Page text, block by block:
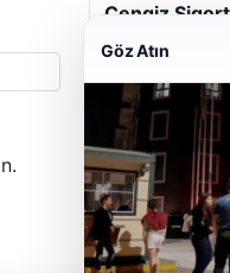
Hastaş Beton
26/05/2026
Göz Atın